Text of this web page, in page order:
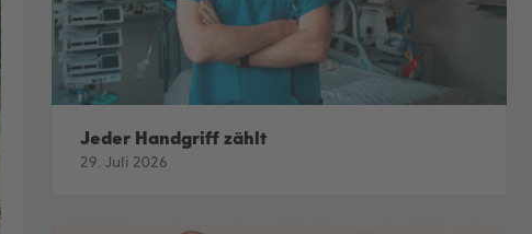
Jeder Handgriff zählt
29. Juli 2026